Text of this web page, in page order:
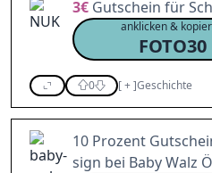
3€ Gutschein für
anklicken &
FOTO30
0 [+]Geschichte
10 Prozent
sign bei Baby Walz